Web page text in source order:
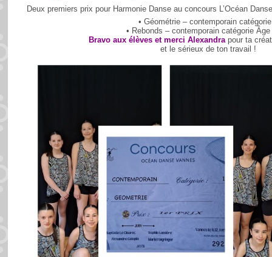
Deux premiers prix pour Harmonie Danse au concours L’Océan
• Géométrie – contemporain
• Rebonds – contemporain catégorie Âge
Bravo aux élèves et merci Alexandrapour ta
et le sérieux de ton travail !